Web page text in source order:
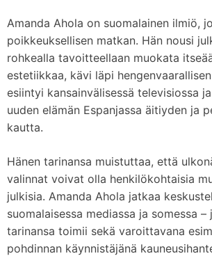
Amanda Ahola on suomalainen ilmiö,
poikkeuksellisen matkan. Hän nousi
rohkealla tavoitteellaan muokata
estetiikkaa, kävi läpi
esiintyi kansainvälisessä televisiossa
uuden elämän Espanjassa äitiyden ja
kautta.
Hänen tarinansa muistuttaa, että
valinnat voivat olla henkilökohtaisia
julkisia. Amanda Ahola jatkaa
suomalaisessa mediassa ja somessa –
tarinansa toimii sekä varoittavana
pohdinnan käynnistäjänä